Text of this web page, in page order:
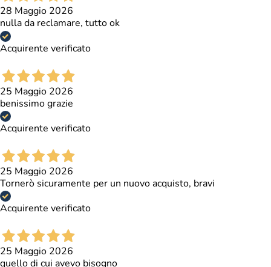
28 Maggio 2026
nulla da reclamare, tutto ok
Acquirente verificato
25 Maggio 2026
benissimo grazie
Acquirente verificato
25 Maggio 2026
Tornerò sicuramente per un nuovo acquisto, bravi
Acquirente verificato
25 Maggio 2026
quello di cui avevo bisogno